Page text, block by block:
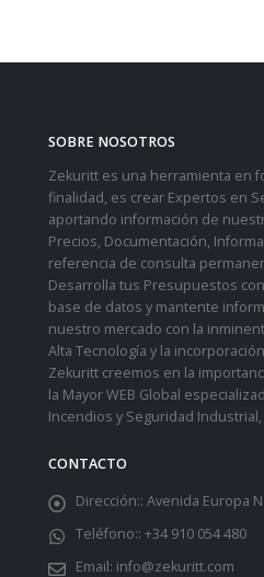
SOBRE NOSOTROS
Zekuritt es una herramienta en
finalidad, es crear Expertos en
aportando información de
Precios, Documentación,
referencia de consulta
Desarrolla tus Presupuestos
base de datos y mantente
nuestro mercado con la
Alta Tecnología y la
Zekuritt creemos en la
la Mayor WEB Global
Incendios y Seguridad
CONTACTO
Dirección:: Avenida Europa
Teléfono:: +34 910 054 480
Email: info@zekuritt.com